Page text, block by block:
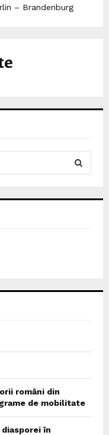
– Brandenburg
români din
de mobilitate
în